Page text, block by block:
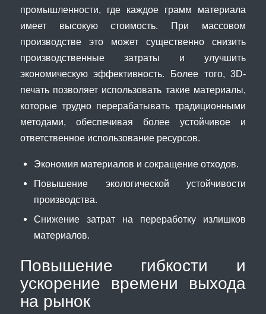
промышленности, где каждое грамм материала
имеет высокую стоимость. При массовом
производстве это может существенно снизить
производственные затраты и улучшить
экономическую эффективность. Более того, 3D-
печать позволяет использовать такие материалы,
которые трудно перерабатывать традиционными
методами, обеспечивая более устойчивое и
ответственное использование ресурсов.
Экономия материалов и сокращение отходов.
Повышение экологической устойчивости
производства.
Снижение затрат на переработку излишков
материалов.
Повышение гибкости и
ускорение времени выхода
на рынок